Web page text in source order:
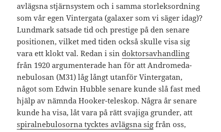
avlägsna stjärnsystem och i samma storleksordning
som vår egen Vintergata (galaxer som vi säger idag)?
Lundmark satsade tid och prestige på den senare
positionen, vilket med tiden också skulle visa sig
vara ett klokt val. Redan i sindoktorsavhandling
från 1920 argumenterade han för att Andromeda-
nebulosan (M31) låg långt utanför Vintergatan,
något som Edwin Hubble senare kunde slå fast med
hjälp av nämnda Hooker-teleskop. Några år senare
kunde ha visa, låt vara på rätt svajiga grunder, att
spiralnebulosorna tycktes avlägsna sig från oss,